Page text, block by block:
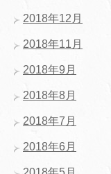
2018年12月
2018年11月
2018年9月
2018年8月
2018年7月
2018年6月